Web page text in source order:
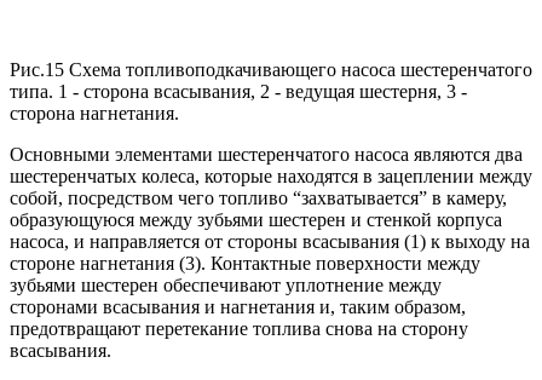
Рис.15 Схема топливоподкачивающего насоса шестеренчатого
типа. 1 - сторона всасывания, 2 - ведущая шестерня, 3 -
сторона нагнетания.
Основными элементами шестеренчатого насоса являются два
шестеренчатых колеса, которые находятся в зацеплении между
собой, посредством чего топливо “захватывается” в камеру,
образующуюся между зубьями шестерен и стенкой корпуса
насоса, и направляется от стороны всасывания (1) к выходу на
стороне нагнетания (3). Контактные поверхности между
зубьями шестерен обеспечивают уплотнение между
сторонами всасывания и нагнетания и, таким образом,
предотвращают перетекание топлива снова на сторону
всасывания.